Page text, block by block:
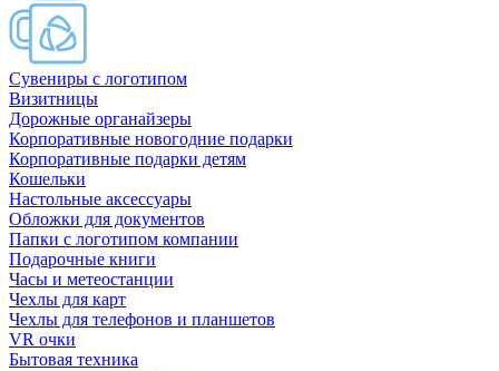
Сувениры с логотипом
Визитницы
Дорожные органайзеры
Корпоративные новогодние подарки
Корпоративные подарки детям
Кошельки
Настольные аксессуары
Обложки для документов
Папки с логотипом компании
Подарочные книги
Часы и метеостанции
Чехлы для карт
Чехлы для телефонов и планшетов
VR очки
Бытовая техника